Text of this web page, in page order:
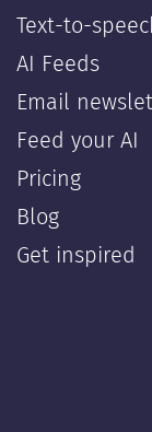
Text-to-
AI Feeds
Email
Feed your AI
Pricing
Blog
Get inspired